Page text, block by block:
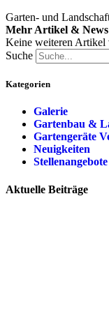
Garten- und
Mehr Artikel & News
Keine weiteren Artikel
Suche
Kategorien
Galerie
Gartenbau &
Gartengeräte
Neuigkeiten
Stellenangebote
Aktuelle Beiträge